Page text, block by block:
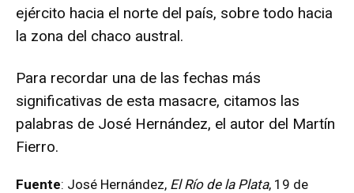
ejército hacia el norte del país, sobre todo hacia
la zona del chaco austral.
Para recordar una de las fechas más
significativas de esta masacre, citamos las
palabras de José Hernández, el autor del Martín
Fierro.
Fuente: José Hernández, El Río de la Plata, 19 de